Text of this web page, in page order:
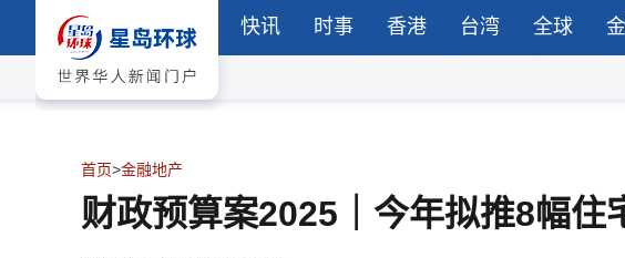
快讯 时事 香港 台湾 全球
首页>金融地产
财政预算案2025｜今年拟推8幅住